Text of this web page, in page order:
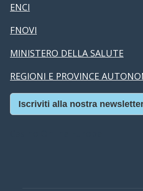
ENCI
FNOVI
MINISTERO DELLA SALUTE
REGIONI E PROVINCE
Iscriviti alla nostra